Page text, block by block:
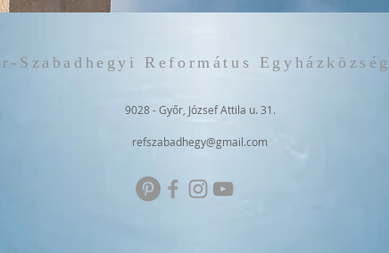
Szabadhegyi Református Egyházközség
9028 - Győr, József Attila u. 31.
refszabadhegy@gmail.com